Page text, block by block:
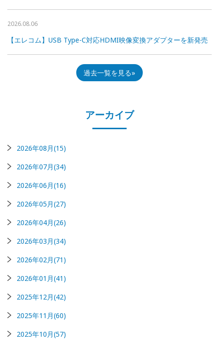
2026.08.06
【エレコム】USB Type-C対応HDMI映像変換アダプターを新発売
過去一覧を見る
アーカイブ
2026年08月(15)
2026年07月(34)
2026年06月(16)
2026年05月(27)
2026年04月(26)
2026年03月(34)
2026年02月(71)
2026年01月(41)
2025年12月(42)
2025年11月(60)
2025年10月(57)